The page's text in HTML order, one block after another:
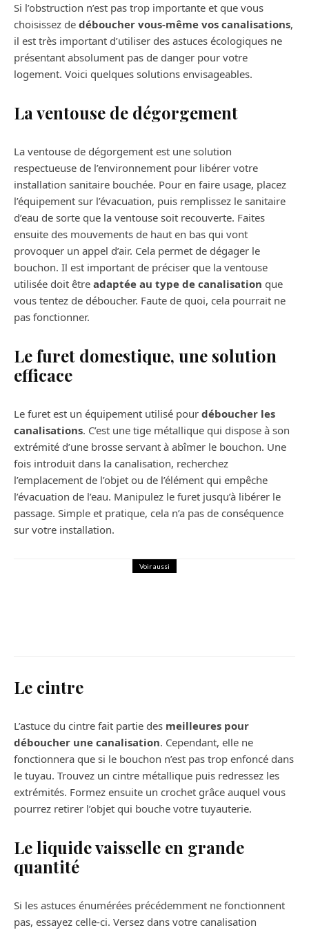
Si l’obstruction n’est pas trop importante et que vous
choisissez de déboucher vous-même vos canalisations,
il est très important d’utiliser des astuces écologiques ne
présentant absolument pas de danger pour votre
logement. Voici quelques solutions envisageables.
La ventouse de dégorgement
La ventouse de dégorgement est une solution
respectueuse de l’environnement pour libérer votre
installation sanitaire bouchée. Pour en faire usage, placez
l’équipement sur l’évacuation, puis remplissez le sanitaire
d’eau de sorte que la ventouse soit recouverte. Faites
ensuite des mouvements de haut en bas qui vont
provoquer un appel d’air. Cela permet de dégager le
bouchon. Il est important de préciser que la ventouse
utilisée doit être adaptée au type de canalisation que
vous tentez de déboucher. Faute de quoi, cela pourrait ne
pas fonctionner.
Le furet domestique, une solution
efficace
Le furet est un équipement utilisé pour déboucher les
canalisations. C’est une tige métallique qui dispose à son
extrémité d’une brosse servant à abîmer le bouchon. Une
fois introduit dans la canalisation, recherchez
l’emplacement de l’objet ou de l’élément qui empêche
l’évacuation de l’eau. Manipulez le furet jusqu’à libérer le
passage. Simple et pratique, cela n’a pas de conséquence
sur votre installation.
Voir aussi
Le cintre
L’astuce du cintre fait partie des meilleures pour
déboucher une canalisation. Cependant, elle ne
fonctionnera que si le bouchon n’est pas trop enfoncé dans
le tuyau. Trouvez un cintre métallique puis redressez les
extrémités. Formez ensuite un crochet grâce auquel vous
pourrez retirer l’objet qui bouche votre tuyauterie.
Le liquide vaisselle en grande
quantité
Si les astuces énumérées précédemment ne fonctionnent
pas, essayez celle-ci. Versez dans votre canalisation